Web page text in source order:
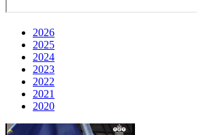
2026
2025
2024
2023
2022
2021
2020